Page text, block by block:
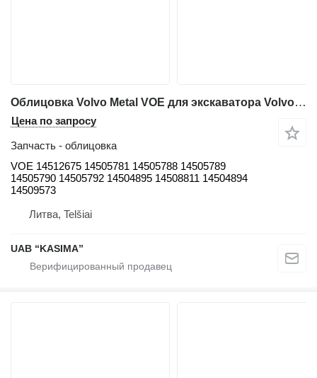
Облицовка Volvo Metal VOE для экскаватора Volvo EC210BLC
Цена по запросу
Запчасть - облицовка
VOE 14512675 14505781 14505788 14505789
14505790 14505792 14504895 14508811 14504894
14509573
Литва, Telšiai
UAB “KASIMA”